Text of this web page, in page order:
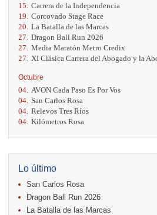
15. Carrera de la Independencia
19. Corcovado Stage Race
20. La Batalla de las Marcas
27. Dragon Ball Run 2026
27. Media Maratón Metro Credix
27.
XI Clásica Carrera del Abogado y la
Octubre
04. AVON Cada Paso Es Por Vos
04. San Carlos Rosa
04. Relevos Tres Ríos
04. Kilómetros Rosa
18. Casa Turire Trail Run
18.
Warriors Run Circuit
18. Samsung Jacó Beach Half Marathon
25. KRun by Under Armour
25. Run Alajuela
31.
Halloween Fun Run
Lo último
San Carlos Rosa
Dragon Ball Run 2026
La Batalla de las Marcas